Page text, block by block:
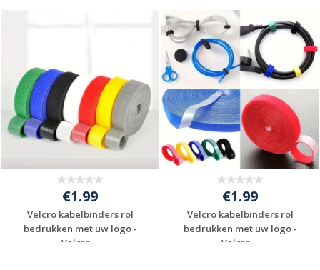
€1.99
Velcro kabelbinders rol
bedrukken met uw logo -
Velcro ...
€1.99
Velcro kabelbinders rol
bedrukken met uw logo -
Velcro ...